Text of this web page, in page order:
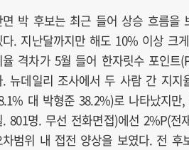
면 박 후보는 최근 들어 상승 흐름을
다. 지난달까지만 해도 10% 이상 크
율 격차가 5월 들어 한자릿수 포인트
. 뉴데일리 조사에서 두 사람 간 지지
대 박형준 38.2%)로 나타났지만
. 801명. 무선 전화면접)에선 2%P(
차범위 내 접전 양상을 보였다. 전 후